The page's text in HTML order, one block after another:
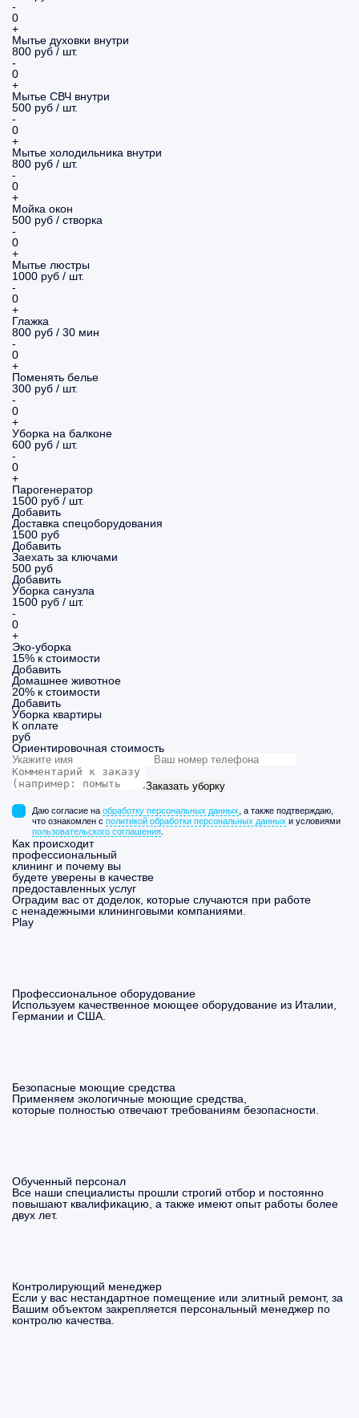
-
0
+
Мытье духовки внутри
800 руб / шт.
-
0
+
Мытье СВЧ внутри
500 руб / шт.
-
0
+
Мытье холодильника внутри
800 руб / шт.
-
0
+
Мойка окон
500 руб / створка
-
0
+
Мытье люстры
1000 руб / шт.
-
0
+
Глажка
800 руб / 30 мин
-
0
+
Поменять белье
300 руб / шт.
-
0
+
Уборка на балконе
600 руб / шт.
-
0
+
Парогенератор
1500 руб / шт.
Добавить
Доставка спецоборудования
1500 руб
Добавить
Заехать за ключами
500 руб
Добавить
Уборка санузла
1500 руб / шт.
-
0
+
Эко-уборка
15% к стоимости
Добавить
Домашнее животное
20% к стоимости
Добавить
Уборка квартиры
К оплате
руб
Ориентировочная стоимость
Заказать уборку
Даю согласие на обработку персональных данных , а также подтверждаю,
что ознакомлен с политикой обработки персональных данных и условиями
пользовательского соглашения
Как происходит
профессиональный
клининг и почему вы
будете уверены в качестве
предоставленных услуг
Оградим вас от доделок, которые случаются при работе
с ненадежными клининговыми компаниями.
Play
Профессиональное оборудование
Используем качественное моющее оборудование из Италии,
Германии и США.
Безопасные моющие средства
Применяем экологичные моющие средства,
которые полностью отвечают требованиям безопасности.
Обученный персонал
Все наши специалисты прошли строгий отбор и постоянно
повышают квалификацию, а также имеют опыт работы более
двух лет.
Контролирующий менеджер
Если у вас нестандартное помещение или элитный ремонт, за
Вашим объектом закрепляется персональный менеджер по
контролю качества.